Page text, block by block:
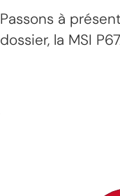
Passons à
dossier, la MSI